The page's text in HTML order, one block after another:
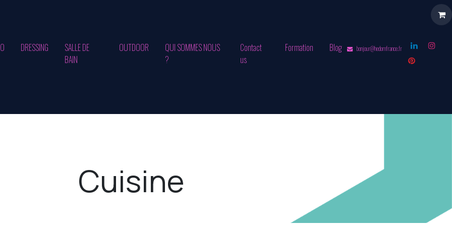
DRESSING
SALLE DE
BAIN
OUTDOOR
QUI SOMMES NOUS
?
Contact
us
Formation Blog bonjour@hedomfrance.fr
Cuisine